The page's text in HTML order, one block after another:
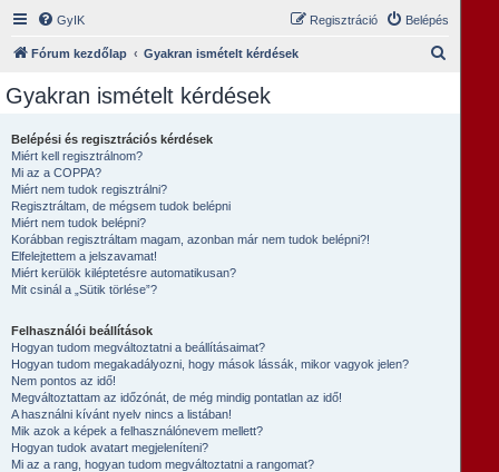
GyIK Belépés
Regisztráció
Fórum kezdőlap Gyakran ismételt kérdések
Gyakran ismételt kérdések
Belépési és regisztrációs kérdések
Miért kell regisztrálnom?
Mi az a COPPA?
Miért nem tudok regisztrálni?
Regisztráltam, de mégsem tudok belépni
Miért nem tudok belépni?
Korábban regisztráltam magam, azonban már nem tudok belépni?!
Elfelejtettem a jelszavamat!
Miért kerülök kiléptetésre automatikusan?
Mit csinál a „Sütik törlése”?
Felhasználói beállítások
Hogyan tudom megváltoztatni a beállításaimat?
Hogyan tudom megakadályozni, hogy mások lássák, mikor vagyok jelen?
Nem pontos az idő!
Megváltoztattam az időzónát, de még mindig pontatlan az idő!
A használni kívánt nyelv nincs a listában!
Mik azok a képek a felhasználónevem mellett?
Hogyan tudok avatart megjeleníteni?
Mi az a rang, hogyan tudom megváltoztatni a rangomat?